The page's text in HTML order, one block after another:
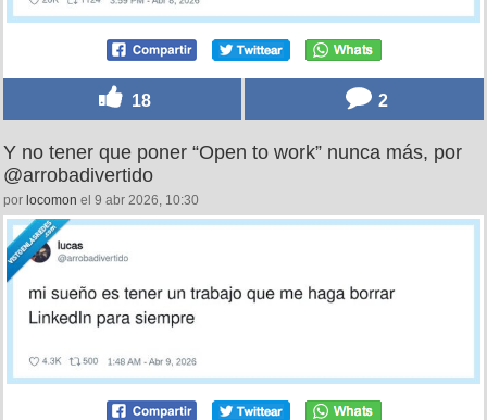
18 2
Y no tener que poner “Open to work” nunca más, por
@arrobadivertido
por locomon el 9 abr 2026, 10:30